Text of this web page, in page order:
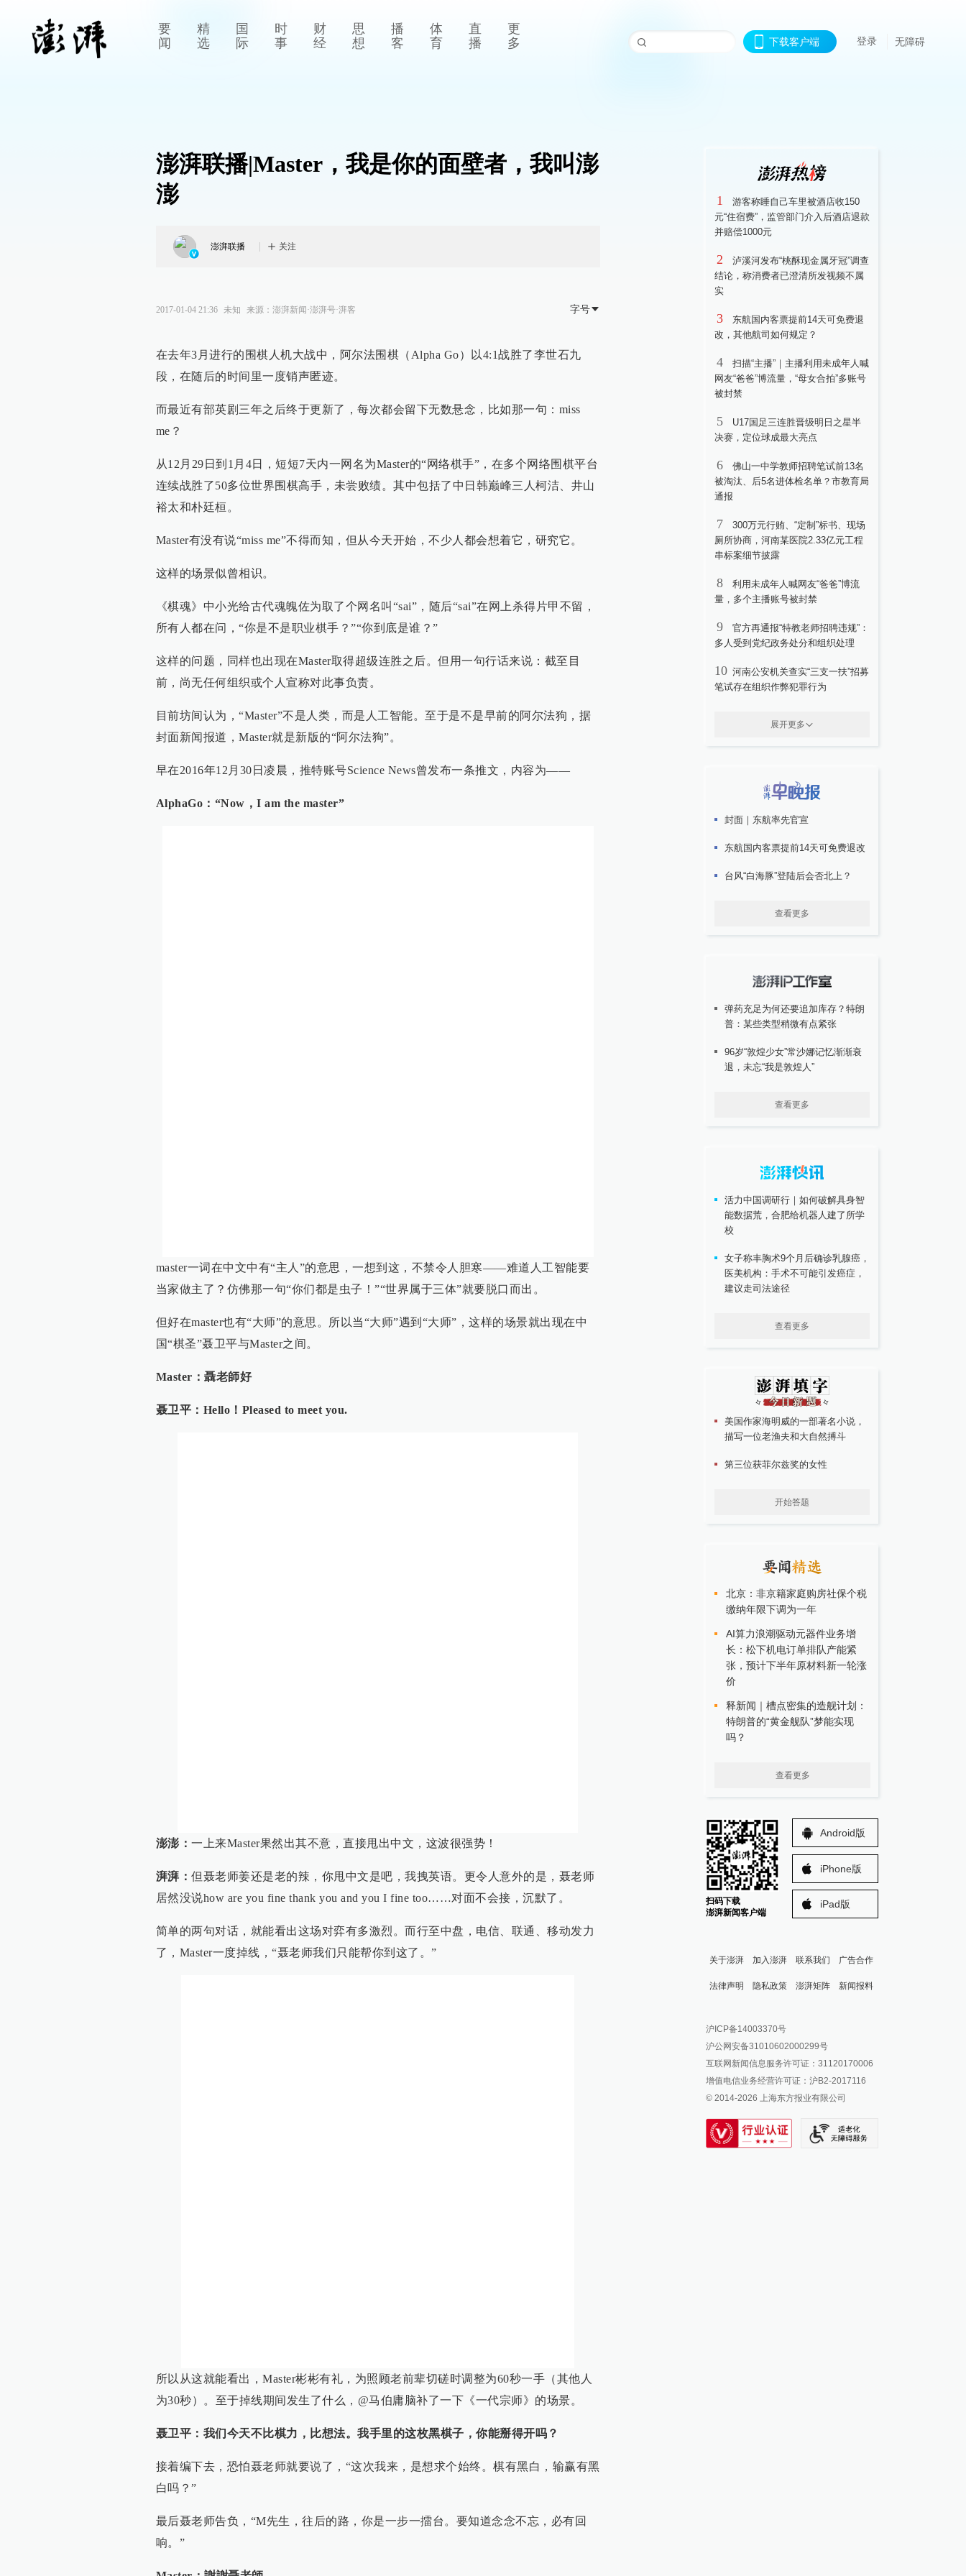
要
闻
精
选
国
际
时
事
财
经
思
想
播
客
体
育
直
播
更
多
下载客户端 登录 无障碍
澎湃联播|Master，我是你的面壁者，我叫澎
澎
澎湃联播 关注
2017-01-04 21:36 未知 来源： 澎湃新闻·澎湃号·湃客 字号
在去年3月进行的围棋人机大战中，阿尔法围棋（Alpha Go）以4:1战胜了李世石九
段，在随后的时间里一度销声匿迹。
而最近有部英剧三年之后终于更新了，每次都会留下无数悬念，比如那一句：miss
me？
从12月29日到1月4日，短短7天内一网名为Master的“网络棋手”，在多个网络围棋平台
连续战胜了50多位世界围棋高手，未尝败绩。其中包括了中日韩巅峰三人柯洁、井山
裕太和朴廷桓。
Master有没有说“miss me”不得而知，但从今天开始，不少人都会想着它，研究它。
这样的场景似曾相识。
《棋魂》中小光给古代魂魄佐为取了个网名叫“sai”，随后“sai”在网上杀得片甲不留，
所有人都在问，“你是不是职业棋手？”“你到底是谁？”
这样的问题，同样也出现在Master取得超级连胜之后。但用一句行话来说：截至目
前，尚无任何组织或个人宣称对此事负责。
目前坊间认为，“Master”不是人类，而是人工智能。至于是不是早前的阿尔法狗，据
封面新闻报道，Master就是新版的“阿尔法狗”。
早在2016年12月30日凌晨，推特账号Science News曾发布一条推文，内容为——
AlphaGo：“Now，I am the master”
master一词在中文中有“主人”的意思，一想到这，不禁令人胆寒——难道人工智能要
当家做主了？仿佛那一句“你们都是虫子！”“世界属于三体”就要脱口而出。
但好在master也有“大师”的意思。所以当“大师”遇到“大师”，这样的场景就出现在中
国“棋圣”聂卫平与Master之间。
Master：聶老師好
聂卫平： Hello！Pleased to meet you.
澎澎： 一上来Master果然出其不意，直接甩出中文，这波很强势！
湃湃： 但聂老师姜还是老的辣，你甩中文是吧，我拽英语。更令人意外的是，聂老师
居然没说how are you fine thank you and you I fine too……对面不会接，沉默了。
简单的两句对话，就能看出这场对弈有多激烈。而行至中盘，电信、联通、移动发力
了，Master一度掉线，“聂老师我们只能帮你到这了。”
所以从这就能看出，Master彬彬有礼，为照顾老前辈切磋时调整为60秒一手（其他人
为30秒）。至于掉线期间发生了什么，@马伯庸脑补了一下《一代宗师》的场景。
聂卫平：我们今天不比棋力，比想法。我手里的这枚黑棋子，你能掰得开吗？
接着编下去，恐怕聂老师就要说了，“这次我来，是想求个始终。棋有黑白，输赢有黑
白吗？”
最后聂老师告负，“M先生，往后的路，你是一步一擂台。要知道念念不忘，必有回
响。”
1
游客称睡自己车里被酒店收150
元“住宿费”，监管部门介入后酒店退款
并赔偿1000元
2
泸溪河发布“桃酥现金属牙冠”调查
结论，称消费者已澄清所发视频不属
实
3
东航国内客票提前14天可免费退
改，其他航司如何规定？
4
扫描“主播”｜主播利用未成年人喊
网友“爸爸”博流量，“母女合拍”多账号
被封禁
5
U17国足三连胜晋级明日之星半
决赛，定位球成最大亮点
6
佛山一中学教师招聘笔试前13名
被淘汰、后5名进体检名单？市教育局
通报
7
300万元行贿、“定制”标书、现场
厕所协商，河南某医院2.33亿元工程
串标案细节披露
8
利用未成年人喊网友“爸爸”博流
量，多个主播账号被封禁
9
官方再通报“特教老师招聘违规”：
多人受到党纪政务处分和组织处理
10 河南公安机关查实“三支一扶”招募
笔试存在组织作弊犯罪行为
展开更多
封面｜东航率先官宣
东航国内客票提前14天可免费退改
台风“白海豚”登陆后会否北上？
查看更多
弹药充足为何还要追加库存？特朗
普：某些类型稍微有点紧张
96岁“敦煌少女”常沙娜记忆渐渐衰
退，未忘“我是敦煌人”
查看更多
活力中国调研行｜如何破解具身智
能数据荒，合肥给机器人建了所学
校
女子称丰胸术9个月后确诊乳腺癌，
医美机构：手术不可能引发癌症，
建议走司法途径
查看更多
美国作家海明威的一部著名小说，
描写一位老渔夫和大自然搏斗
第三位获菲尔兹奖的女性
开始答题
北京：非京籍家庭购房社保个税
缴纳年限下调为一年
AI算力浪潮驱动元器件业务增
长：松下机电订单排队产能紧
张，预计下半年原材料新一轮涨
价
释新闻｜槽点密集的造舰计划：
特朗普的“黄金舰队”梦能实现
吗？
查看更多
扫码下载
澎湃新闻客户端
Android版
iPhone版
iPad版
关于澎湃 加入澎湃 联系我们 广告合作
法律声明 隐私政策 澎湃矩阵
澎湃新闻公众号
澎湃新闻抖音号
派生万物开放平台
IP SHANGHAI
SIXTH TONE
新闻报料
报料邮箱: news@thepaper.cn
沪ICP备14003370号
沪公网安备31010602000299号
互联网新闻信息服务许可证：31120170006
增值电信业务经营许可证：沪B2-2017116
© 2014-2026 上海东方报业有限公司